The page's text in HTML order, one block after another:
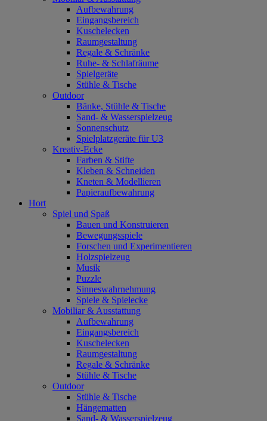
Aufbewahrung
Eingangsbereich
Kuschelecken
Raumgestaltung
Regale & Schränke
Ruhe- & Schlafräume
Spielgeräte
Stühle & Tische
Outdoor
Bänke, Stühle & Tische
Sand- & Wasserspielzeug
Sonnenschutz
Spielplatzgeräte für U3
Kreativ-Ecke
Farben & Stifte
Kleben & Schneiden
Kneten & Modellieren
Papieraufbewahrung
Hort
Spiel und Spaß
Bauen und Konstruieren
Bewegungsspiele
Forschen und Experimentieren
Holzspielzeug
Musik
Puzzle
Sinneswahrnehmung
Spiele & Spielecke
Mobiliar & Ausstattung
Aufbewahrung
Eingangsbereich
Kuschelecken
Raumgestaltung
Regale & Schränke
Stühle & Tische
Outdoor
Stühle & Tische
Hängematten
Sand- & Wasserspielzeug